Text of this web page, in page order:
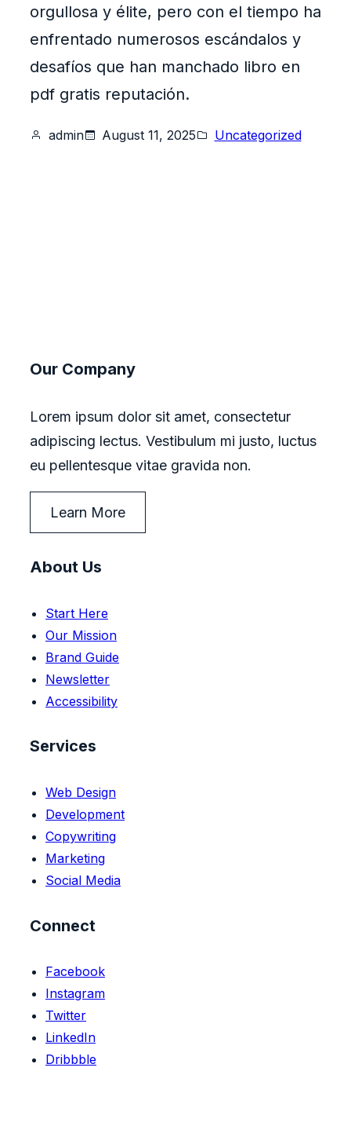
orgullosa y élite, pero con el tiempo ha
enfrentado numerosos escándalos y
desafíos que han manchado libro en
pdf gratis reputación.
admin August 11, 2025 Uncategorized
Our Company
Lorem ipsum dolor sit amet, consectetur
adipiscing lectus. Vestibulum mi justo, luctus
eu pellentesque vitae gravida non.
Learn More
About Us
Start Here
Our Mission
Brand Guide
Newsletter
Accessibility
Services
Web Design
Development
Copywriting
Marketing
Social Media
Connect
Facebook
Instagram
Twitter
LinkedIn
Dribbble